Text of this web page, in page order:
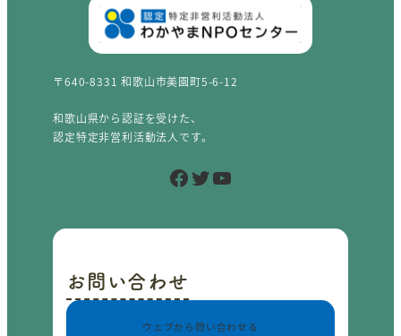
〒640-8331 和歌山市美園町5-6-12
和歌山県から認証を受けた、
認定特定非営利活動法人です。
Facebook Twitter YouTube
お問い合わせ
ウェブから問い合わせる